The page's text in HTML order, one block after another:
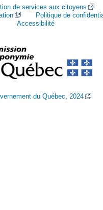
de services aux citoyens
Politique de
Accessibilité
du Québec, 2024